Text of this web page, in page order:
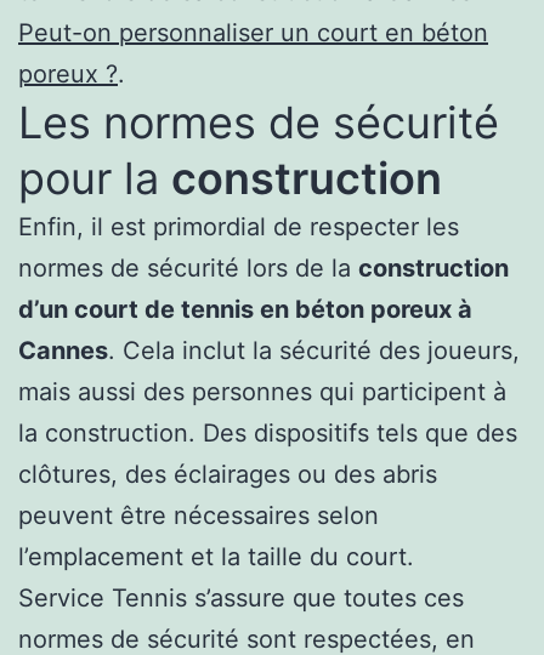
Peut-on personnaliser un court en béton
poreux ?.
Les normes de sécurité
pour la construction
Enfin, il est primordial de respecter les
normes de sécurité lors de la construction
d’un court de tennis en béton poreux à
Cannes. Cela inclut la sécurité des joueurs,
mais aussi des personnes qui participent à
la construction. Des dispositifs tels que des
clôtures, des éclairages ou des abris
peuvent être nécessaires selon
l’emplacement et la taille du court.
Service Tennis s’assure que toutes ces
normes de sécurité sont respectées, en